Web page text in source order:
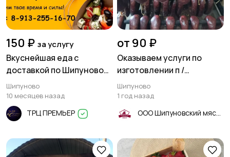
150 ₽ за услугу
Вкуснейшая еда с
доставкой по Шипуново
от кафе "ЗОЛОТАЯ
СТРЕКОЗА"! 🍕🥗🍲
Шипуново
10 месяцев назад
ТРЦ ПРЕМЬЕР
от 90 ₽
Оказываем услуги по
изготовлении п /
копчёной, ливерной
колбасы
Шипуново
1 год назад
ООО Шипуновский мясокомбинат